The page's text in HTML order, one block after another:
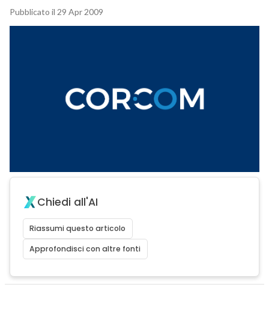
Pubblicato il 29 Apr 2009
Chiedi all'AI
Riassumi questo articolo
Approfondisci con altre fonti